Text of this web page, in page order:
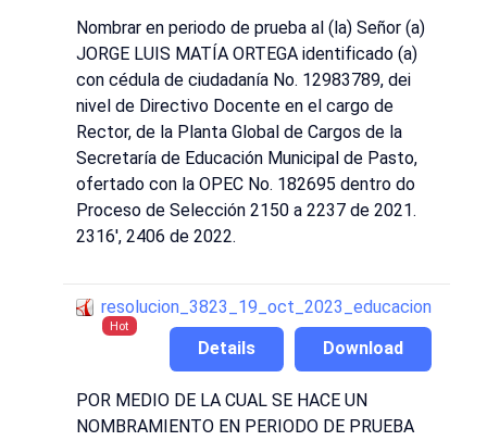
Nombrar en periodo de prueba al (la) Señor (a)
JORGE LUIS MATÍA ORTEGA identificado (a)
con cédula de ciudadanía No. 12983789, dei
nivel de Directivo Docente en el cargo de
Rector, de la Planta Global de Cargos de la
Secretaría de Educación Municipal de Pasto,
ofertado con la OPEC No. 182695 dentro do
Proceso de Selección 2150 a 2237 de 2021.
2316', 2406 de 2022.
resolucion_3823_19_oct_2023_educacion
Hot
Download
Details
POR MEDIO DE LA CUAL SE HACE UN
NOMBRAMIENTO EN PERIODO DE PRUEBA